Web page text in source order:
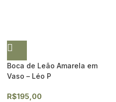
Boca de Leão Amarela em
Vaso – Léo P
R$195,00